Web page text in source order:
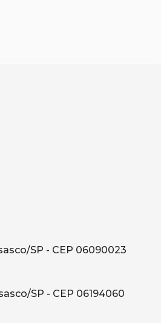
SP - CEP 06090023
SP - CEP 06194060